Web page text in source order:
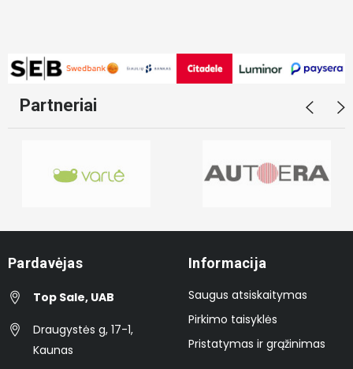
Partneriai
Pardavėjas
Top Sale, UAB
Draugystės g, 17-1,
Kaunas
Informacija
Saugus atsiskaitymas
Pirkimo taisyklės
Pristatymas ir grąžinimas